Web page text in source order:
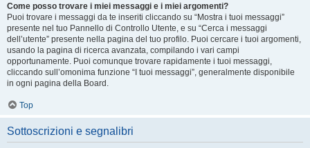
Come posso trovare i miei messaggi e i miei argomenti?
Puoi trovare i messaggi da te inseriti cliccando su “Mostra i tuoi messaggi”
presente nel tuo Pannello di Controllo Utente, e su “Cerca i messaggi
dell’utente” presente nella pagina del tuo profilo. Puoi cercare i tuoi argomenti,
usando la pagina di ricerca avanzata, compilando i vari campi
opportunamente. Puoi comunque trovare rapidamente i tuoi messaggi,
cliccando sull’omonima funzione “I tuoi messaggi”, generalmente disponibile
in ogni pagina della Board.
Top
Sottoscrizioni e segnalibri